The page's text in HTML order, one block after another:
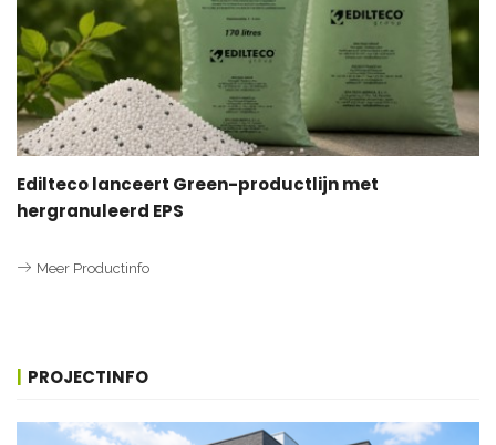
Edilteco lanceert Green-productlijn met
hergranuleerd EPS
Meer Productinfo
PROJECTINFO